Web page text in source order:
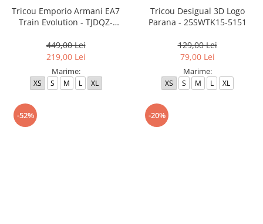
Tricou Emporio Armani EA7
Train Evolution - TJDQZ-
449,00 Lei
219,00 Lei
Marime:
XS S M L XL
Tricou Desigual 3D Logo
Parana - 25SWTK15-5151
129,00 Lei
79,00 Lei
Marime:
XS S M L XL
-52% -20%